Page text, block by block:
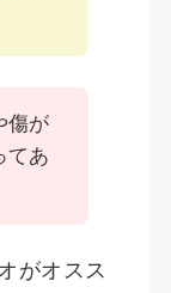
傷が
てあ
がオスス